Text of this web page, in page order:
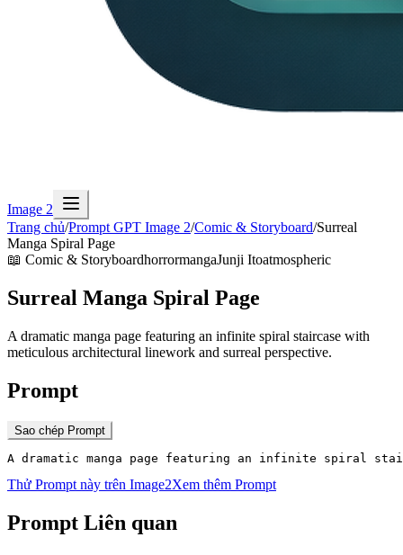
Image 2
Trang chủ/Prompt GPT Image 2/Comic & Storyboard/Surreal
Manga Spiral Page
📖 Comic & StoryboardhorrormangaJunji Itoatmospheric
Surreal Manga Spiral Page
A dramatic manga page featuring an infinite spiral staircase with
meticulous architectural linework and surreal perspective.
Prompt
Sao chép Prompt
A dramatic manga page featuring an infinite spiral
Thử Prompt này trên Image2Xem thêm Prompt
Prompt Liên quan